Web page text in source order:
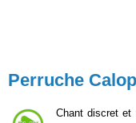
Perruche
Chant discret et